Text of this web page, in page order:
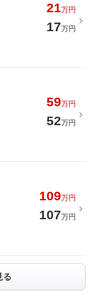
21万円
17万円
59万円
52万円
109万円
107万円
る